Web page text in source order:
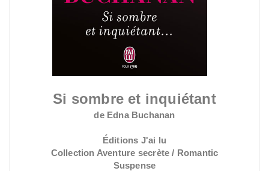
Si sombre et inquiétant
de Edna Buchanan
Éditions J'ai lu
Collection Aventure secrète / Romantic
Suspense